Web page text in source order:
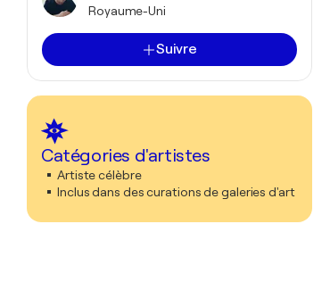
Royaume-Uni
Suivre
Catégories d'artistes
Artiste célèbre
Inclus dans des curations de galeries d'art